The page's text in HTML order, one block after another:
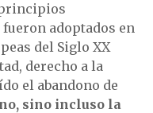
principios
adoptados en
del Siglo XX
derecho a la
el abandono de
sino incluso la